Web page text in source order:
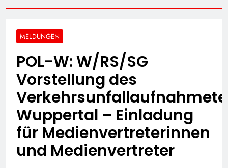
MELDUNGEN
POL-W: W/RS/SG
Vorstellung des
Wuppertal – Einladung
für Medienvertreterinnen
und Medienvertreter